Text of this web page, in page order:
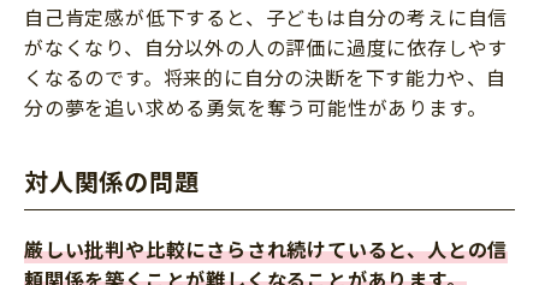
自己肯定感が低下すると、子どもは自分の考えに自信
がなくなり、自分以外の人の評価に過度に依存しやす
くなるのです。将来的に自分の決断を下す能力や、自
分の夢を追い求める勇気を奪う可能性があります。
対人関係の問題
厳しい批判や比較にさらされ続けていると、人との信
頼関係を築くことが難しくなることがあります。